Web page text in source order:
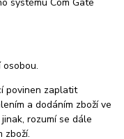
povinen zaplatit
a dodáním zboží ve
rozumí se dále
zboží.